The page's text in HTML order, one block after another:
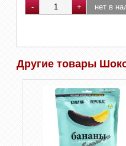
Другие товары